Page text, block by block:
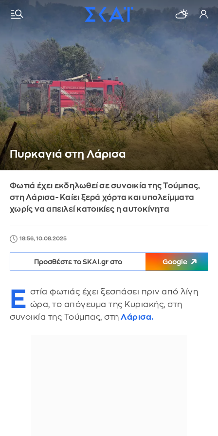
Πυρκαγιά στη Λάρισα
Φωτιά έχει εκδηλωθεί σε συνοικία της Τούμπας,
στη Λάρισα- Καίει ξερά χόρτα και υπολείμματα
χωρίς να απειλεί κατοικίες η αυτοκίνητα
18:56, 10.08.2025
Προσθέστε το SKAI.gr στο Google
Ε στία φωτιάς έχει ξεσπάσει πριν από λίγη
ώρα, το απόγευμα της Κυριακής, στη
συνοικία της Τούμπας, στη Λάρισα.